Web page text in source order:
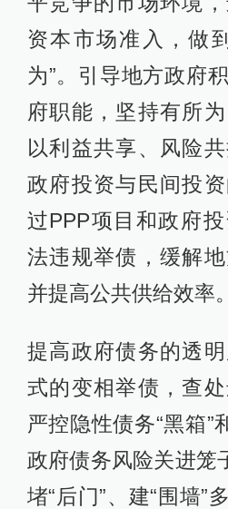
资本市场准入，做
为”。引导地方政府
府职能，坚持有所
以利益共享、风险
政府投资与民间投
过PPP项目和政府
法违规举债，缓解
并提高公共供给效率。
提高政府债务的透
式的变相举债，查处
严控隐性债务“黑箱”
政府债务风险关进笼
堵“后门”、建“围墙”